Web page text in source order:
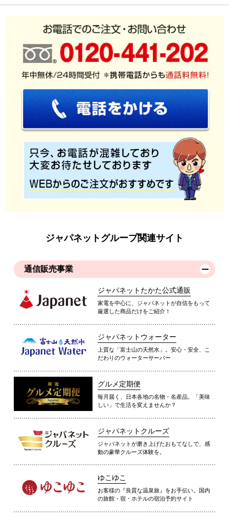
ジャパネットグループ関連サイト
通信販売事業
ジャパネットたかた公式通販
家電を中心に、ジャパネットが自信をもって
厳選した商品だけをご紹介！
ジャパネットウォーター
上質な「富士山の天然水」。安心・安全、こ
だわりのウォーターサーバー
グルメ定期便
毎月届く、日本各地の名物・名産品。「美味
しい」で生活を変えませんか？
ジャパネットクルーズ
ジャパネットが磨き上げたおもてなしで、感
動の豪華クルーズ体験を。
ゆこゆこ
お客様の『良質な温泉旅』をお手伝い。国内
の旅館・宿・ホテルの宿泊予約サイト